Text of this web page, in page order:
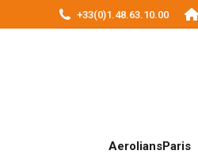
+33(0)1.48.63.10.00
AeroliansParis